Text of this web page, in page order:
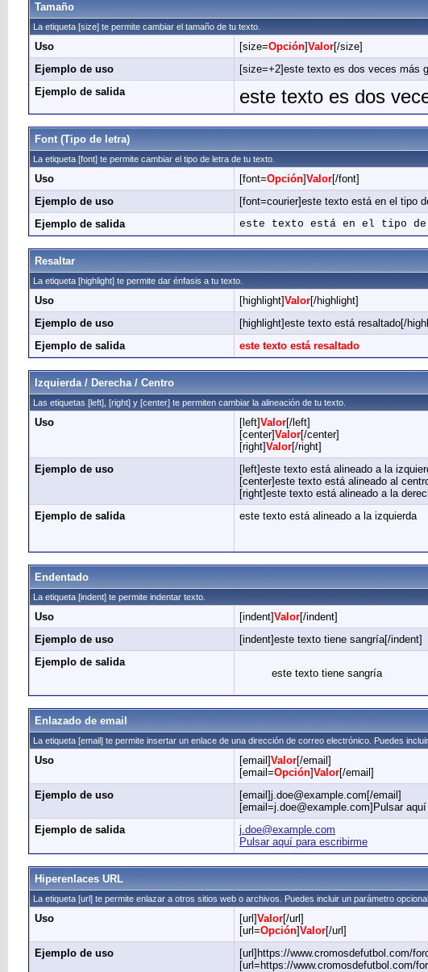
Tamaño
La etiqueta [size] te permite cambiar el tamaño de tu texto.
Uso [size=Opción]Valor[/size]
Ejemplo de uso
[size=+2]este texto es dos veces más
Ejemplo de salida
este texto es dos
Font (Tipo de letra)
La etiqueta [font] te permite cambiar el tipo de letra de tu texto.
Uso [font=Opción]Valor[/font]
Ejemplo de uso
[font=courier]este texto está en el tipo
Ejemplo de salida
este texto está en el tipo
Resaltar
La etiqueta [highlight] te permite dar énfasis a tu texto.
Uso [highlight]Valor[/highlight]
Ejemplo de uso
[highlight]este texto está resaltado[/
Ejemplo de salida
este texto está resaltado
Izquierda / Derecha / Centro
Las etiquetas [left], [right] y [center] te permiten cambiar la alineación de tu texto.
Uso [left]Valor[/left]
[center]Valor[/center]
[right]Valor[/right]
Ejemplo de uso
[left]este texto está alineado a la
[center]este texto está alineado al
[right]este texto está alineado a la
Ejemplo de salida
este texto está alineado a la izquierda
Endentado
La etiqueta [indent] te permite indentar texto.
Uso [indent]Valor[/indent]
Ejemplo de uso
[indent]este texto tiene sangría[/indent]
Ejemplo de salida
este texto tiene sangría
Enlazado de email
La etiqueta [email] te permite insertar un enlace de una dirección de correo electrónico. Puedes
Uso [email]Valor[/email]
[email=Opción]Valor[/email]
Ejemplo de uso
[email]j.doe@example.com[/email]
[email=j.doe@example.com]Pulsar
Ejemplo de salida
j.doe@example.com
Pulsar aquí para escribirme
Hiperenlaces URL
La etiqueta [url] te permite enlazar a otros sitios web o archivos. Puedes incluir un parámetro
Uso [url]Valor[/url]
[url=Opción]Valor[/url]
Ejemplo de uso
[url]https://www.cromosdefutbol.com/
[url=https://www.cromosdefutbol.com/